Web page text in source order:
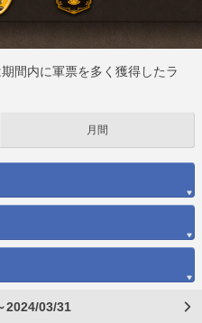
間内に軍票を多く獲得したラ
月間
2024/03/31